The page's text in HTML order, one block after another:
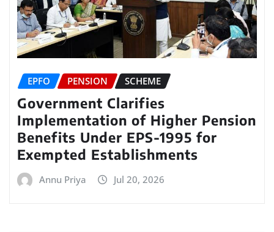
EPFO PENSION SCHEME
Government Clarifies
Implementation of Higher Pension
Benefits Under EPS-1995 for
Exempted Establishments
Annu Priya Jul 20, 2026